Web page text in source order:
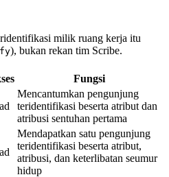
milik ruang kerja itu
), bukan rekan tim Scribe.
Fungsi
Mencantumkan pengunjung
teridentifikasi beserta atribut dan
atribusi sentuhan pertama
Mendapatkan satu pengunjung
teridentifikasi beserta atribut,
atribusi, dan keterlibatan seumur
hidup